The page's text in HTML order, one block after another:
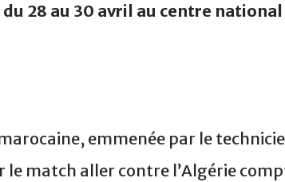
28 au 30 avril au centre
emmenée par le
le match aller contre l’Algérie